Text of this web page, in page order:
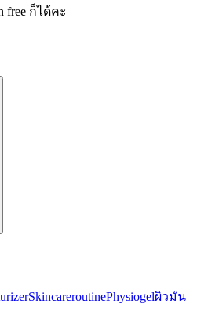
free ก็ได้คะ
SkincareroutinePhysiogelผิวมัน